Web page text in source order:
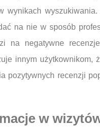
na nie w sposób
na negatywne
innym
pozytywnych recenzji
w